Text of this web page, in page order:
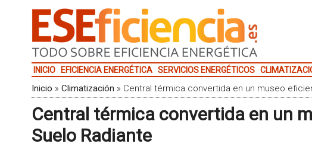
INICIO EFICIENCIA ENERGÉTICA SERVICIOS ENERGÉTICOS
Inicio » Climatización » Central térmica convertida en un museo
Central térmica convertida en un
Suelo Radiante